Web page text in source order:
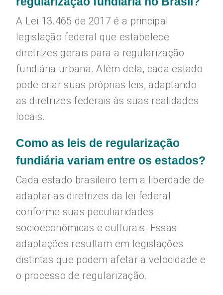
A Lei 13.465 de 2017 é a principal
legislação federal que estabelece
diretrizes gerais para a regularização
fundiária urbana. Além dela, cada estado
pode criar suas próprias leis, adaptando
as diretrizes federais às suas realidades
locais.
Como as leis de regularização
fundiária variam entre os estados?
Cada estado brasileiro tem a liberdade de
adaptar as diretrizes da lei federal
conforme suas peculiaridades
socioeconômicas e culturais. Essas
adaptações resultam em legislações
distintas que podem afetar a velocidade e
o processo de regularização.